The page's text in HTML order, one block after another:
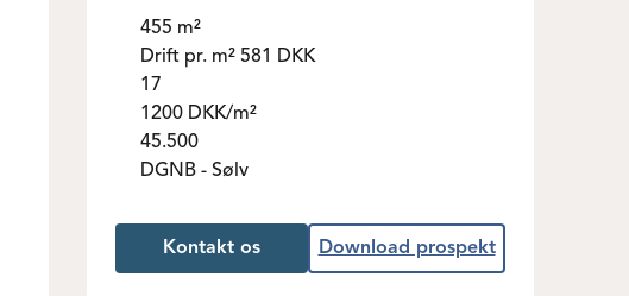
455 m²
Drift pr. m² 581 DKK
17
1200 DKK/m²
45.500
DGNB - Sølv
Kontakt os Download prospekt